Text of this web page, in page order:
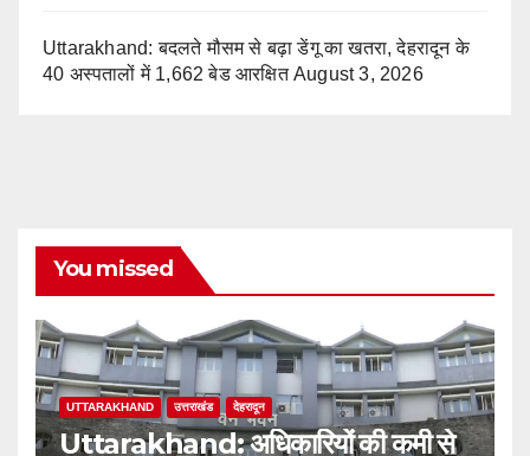
Uttarakhand: बदलते मौसम से बढ़ा डेंगू का खतरा, देहरादून के
40 अस्पतालों में 1,662 बेड आरक्षित August 3, 2026
You missed
UTTARAKHAND उत्तराखंड देहरादून
Uttarakhand: अधिकारियों की कमी से